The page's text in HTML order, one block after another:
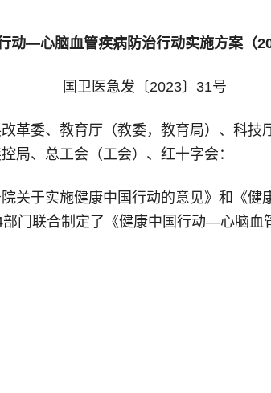
动—心脑血管疾病防治行动实施方案（
国卫医急发〔2023〕31号
革委、教育厅（教委，教育局）、科
局、总工会（工会）、红十字会：
关于实施健康中国行动的意见》和《
门联合制定了《健康中国行动—心脑